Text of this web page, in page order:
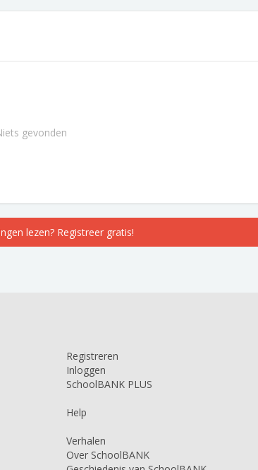
gevonden
lezen? Registreer gratis!
Registreren
Inloggen
SchoolBANK PLUS
Help
Verhalen
Over SchoolBANK